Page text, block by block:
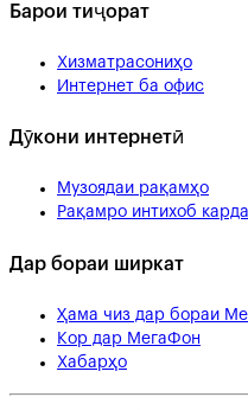
Барои тиҷорат
Хизматрасониҳо
Интернет ба офис
Дӯкони интернетӣ
Музоядаи рақамҳо
Рақамро интихоб
Дар бораи ширкат
Ҳама чиз дар бораи
Кор дар МегаФон
Хабарҳо